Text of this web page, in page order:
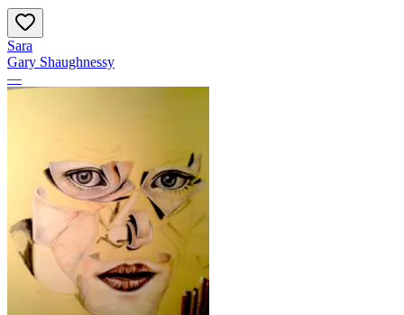
Sara
Gary Shaughnessy
—